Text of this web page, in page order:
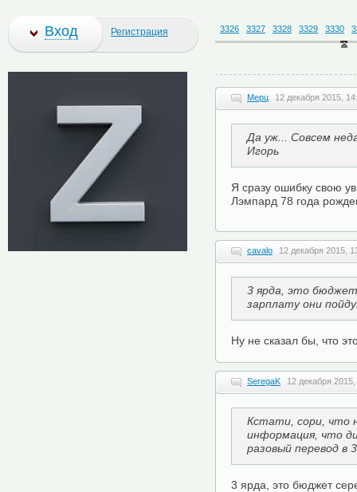
3326 3327 3328 3329 3330
Мерц 12 декабря 2015,
Да уж... Совсем
Игорь
Я сразу ошибку свою
Лэмпард 78 года
cavalo 12 декабря 2015,
3 ярда, это
зарплату они
Ну не сказал бы, что
SeregaK 12 декабря
Кстати, сори, что
информация, что
разовый перевод в
3 ярда, это бюджет
Вход Регистрация